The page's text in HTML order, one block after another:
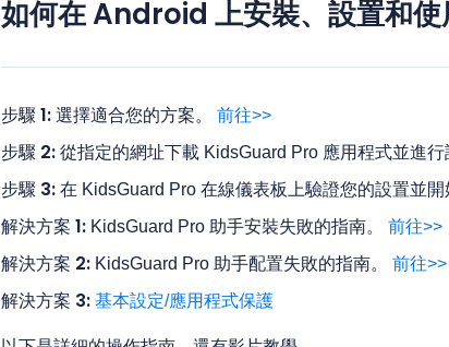
如何在 Android 上安裝、設置和
步驟 1: 選擇適合您的方案。 前往>>
步驟 2: 從指定的網址下載 KidsGuard Pro 應用程式並進行
步驟 3: 在 KidsGuard Pro 在線儀表板上驗證您的設置並開
解決方案 1: KidsGuard Pro 助手安裝失敗的指南。 前往>>
解決方案 2: KidsGuard Pro 助手配置失敗的指南。 前往>>
解決方案 3: 基本設定/應用程式保護